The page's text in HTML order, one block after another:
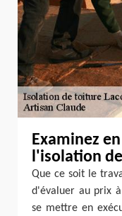
Examinez
l'isolation
Que ce soit le
d'évaluer au prix
se mettre en